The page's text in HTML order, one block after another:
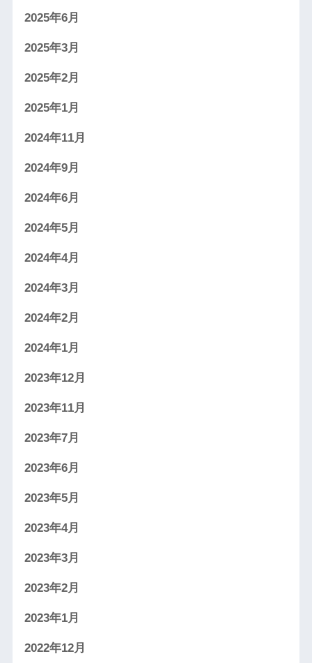
2025年6月
2025年3月
2025年2月
2025年1月
2024年11月
2024年9月
2024年6月
2024年5月
2024年4月
2024年3月
2024年2月
2024年1月
2023年12月
2023年11月
2023年7月
2023年6月
2023年5月
2023年4月
2023年3月
2023年2月
2023年1月
2022年12月